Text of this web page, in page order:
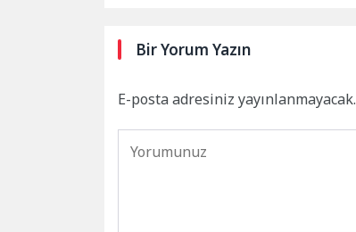
Bir Yorum Yazın
E-posta adresiniz yayınlanmayacak.